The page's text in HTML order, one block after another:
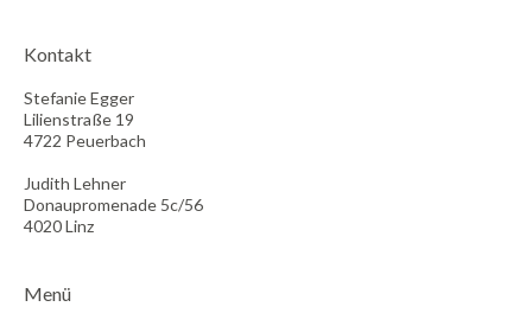
Menü
Kontakt
Stefanie Egger
Lilienstraße 19
4722 Peuerbach
Judith Lehner
Donaupromenade 5c/56
4020 Linz